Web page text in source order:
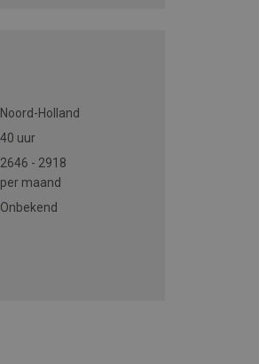
Noord-Holland
40 uur
2646 - 2918
per maand
Onbekend